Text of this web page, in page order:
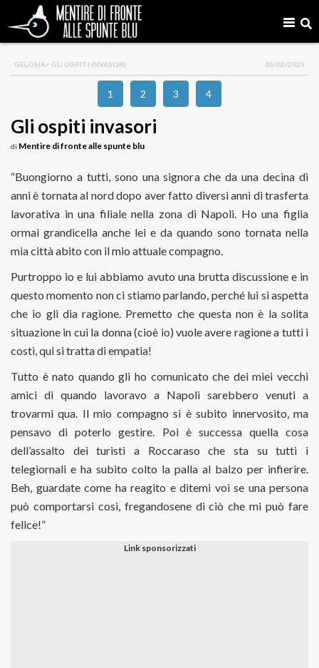
GELOSIA> GLI OSPITI INVASORI 05/02/2025
1 2 3 4
Gli ospiti invasori
di Mentire di fronte alle spunte blu
“Buongiorno a tutti, sono una signora che da una decina di
anni è tornata al nord dopo aver fatto diversi anni di trasferta
lavorativa in una filiale nella zona di Napoli. Ho una figlia
ormai grandicella anche lei e da quando sono tornata nella
mia città abito con il mio attuale compagno.
Purtroppo io e lui abbiamo avuto una brutta discussione e in
questo momento non ci stiamo parlando, perché lui si aspetta
che io gli dia ragione. Premetto che questa non è la solita
situazione in cui la donna (cioè io) vuole avere ragione a tutti i
costi, qui si tratta di empatia!
Tutto è nato quando gli ho comunicato che dei miei vecchi
amici di quando lavoravo a Napoli sarebbero venuti a
trovarmi qua. Il mio compagno si è subito innervosito, ma
pensavo di poterlo gestire. Poi è successa quella cosa
dell’assalto dei turisti a Roccaraso che sta su tutti i
telegiornali e ha subito colto la palla al balzo per infierire.
Beh, guardate come ha reagito e ditemi voi se una persona
può comportarsi così, fregandosene di ciò che mi può fare
felice!”